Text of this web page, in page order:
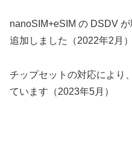
nanoSIM+eSIM の DSDV
追加しました（2022年2月）
チップセットの対応により
ています（2023年5月）